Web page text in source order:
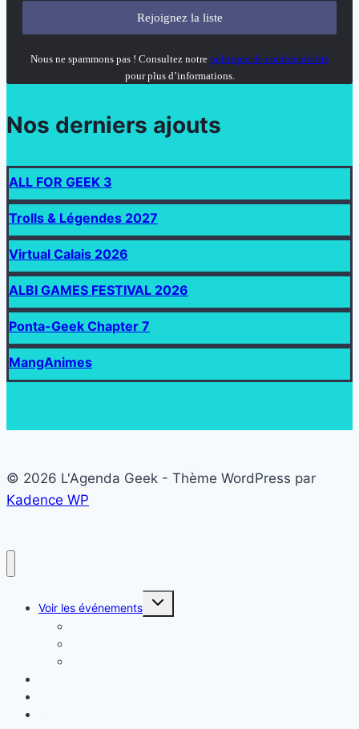
Nous ne spammons pas ! Consultez notre politique de confidentialité
pour plus d’informations.
Nos derniers ajouts
ALL FOR GEEK 3
Trolls & Légendes 2027
Virtual Calais 2026
ALBI GAMES FESTIVAL 2026
Ponta-Geek Chapter 7
MangAnimes
© 2026 L'Agenda Geek - Thème WordPress par
Kadence WP
Voir les événements
Ouvrir/fermer